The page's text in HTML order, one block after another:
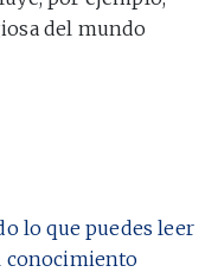
del mundo
lo que puedes leer
conocimiento